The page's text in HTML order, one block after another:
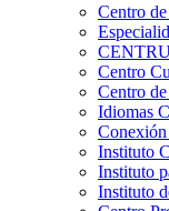
Centro
Centro
Centro
Idiomas
Instituto
Instituto
Instituto